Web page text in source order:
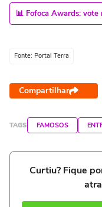
📊 Fofoca Awards: vote
Fonte: Portal Terra
Compartilhar
TAGS FAMOSOS
Curtiu? Fique